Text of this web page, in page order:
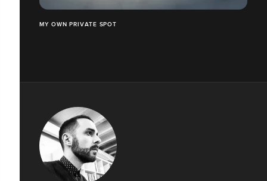
MY OWN PRIVATE SPOT